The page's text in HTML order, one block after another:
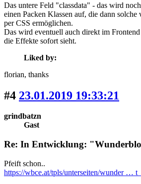
Das untere Feld "classdata" - das wird
einen Packen Klassen auf, die dann
per CSS ermöglichen.
Das wird eventuell auch direkt im
die Effekte sofort sieht.
Liked by:
florian, thanks
#4 23.01.2019 19:33:21
grindbatzn
Gast
Re: In Entwicklung:
Pfeift schon..
https://wbce.at/tpls/unterseiten/wunder …